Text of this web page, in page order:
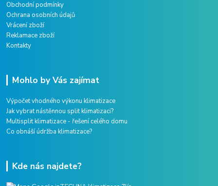
Obchodní podmínky
Ochrana osobních údajů
Vrácení zboží
Reklamace zboží
Kontakty
Mohlo by Vás zajímat
Výpočet vhodného výkonu klimatizace
Jak vybrat nástěnnou split klimatizaci?
Multisplit klimatizace - řešení celého domu
Co obnáší údržba klimatizace?
Kde nás najdete?